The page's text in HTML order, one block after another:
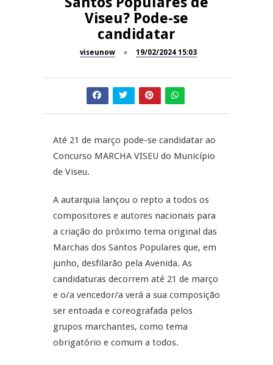
Now Opinião – Manuela
Antunes: Problemas nos
Exames Nacionais
Tradidanças em São Pedro do
A Juiz Esclarece – Medidas a
executar no meio natural de
vida (II)
Inauguração Loja do Cidadão
S.J. Pesqueira
Viseu? Pode-se
candidatar
viseunow 19/02/2024 15:03
Até 21 de março pode-se candidatar ao
Concurso MARCHA VISEU do Município
de Viseu.
A autarquia lançou o repto a todos os
compositores e autores nacionais para
a criação do próximo tema original das
Marchas dos Santos Populares que, em
junho, desfilarão pela Avenida. As
candidaturas decorrem até 21 de março
e o/a vencedor/a verá a sua composição
ser entoada e coreografada pelos
grupos marchantes, como tema
obrigatório e comum a todos.